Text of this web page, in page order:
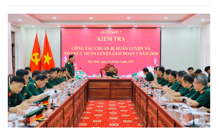
Ngọc Hải, Phó Tham mưu trưởng Quân khu dự và phát biểu
chỉ đạo.